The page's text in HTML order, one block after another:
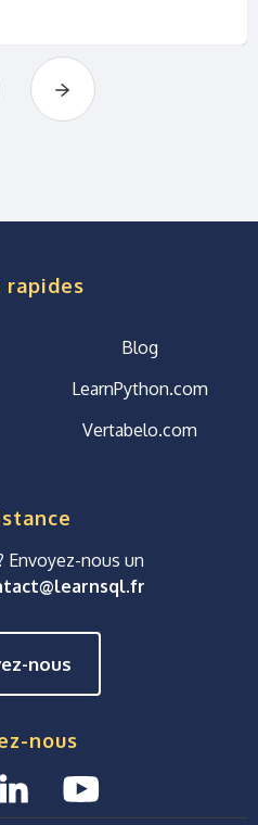
rapides
Blog
LearnPython.com
Vertabelo.com
Envoyez-nous un
nous
nous